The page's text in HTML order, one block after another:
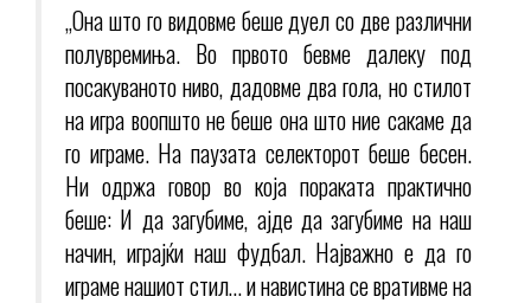
„Она што го видовме беше дуел со две различни
полувремиња. Во првото бевме далеку под
посакуваното ниво, дадовме два гола, но стилот
на игра воопшто не беше она што ние сакаме да
го играме. На паузата селекторот беше бесен.
Ни одржа говор во која пораката практично
беше: И да загубиме, ајде да загубиме на наш
начин, играјќи наш фудбал. Најважно е да го
играме нашиот стил… и навистина се вративме на